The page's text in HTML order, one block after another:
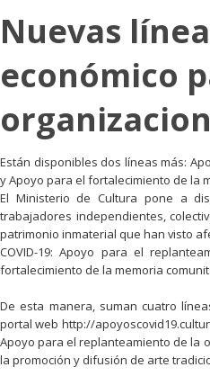
Nuevas
económico
Están disponibles dos líneas más:
y Apoyo para el fortalecimiento de la
El Ministerio de Cultura pone a
trabajadores independientes,
patrimonio inmaterial que han visto
COVID-19: Apoyo para el
fortalecimiento de la memoria
De esta manera, suman cuatro
portal web http://
Apoyo para el replanteamiento de la
la promoción y difusión de arte